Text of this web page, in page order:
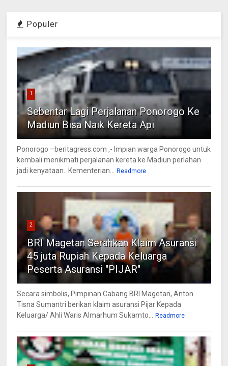
Populer
1
Sebentar Lagi Perjalanan Ponorogo Ke
Madiun Bisa Naik Kereta Api
Ponorogo –beritagress.com ,- Impian warga Ponorogo untuk
kembali menikmati perjalanan kereta ke Madiun perlahan
jadi kenyataan. Kementerian...
Readmore
2
BRI Magetan Serahkan Klaim Asuransi
45 juta Rupiah Kepada Keluarga
Peserta Asuransi "PIJAR"
Secara simbolis, Pimpinan Cabang BRI Magetan, Anton
Tisna Sumantri berikan klaim asuransi Pijar Kepada
Keluarga/ Ahli Waris Almarhum Sukamto...
Readmore